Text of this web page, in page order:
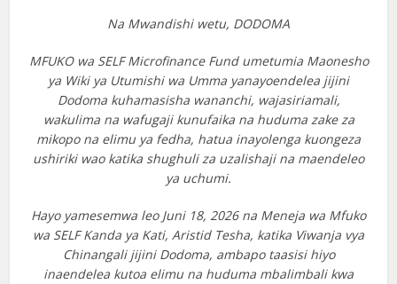
Na Mwandishi wetu, DODOMA
MFUKO wa SELF Microfinance Fund umetumia Maonesho
ya Wiki ya Utumishi wa Umma yanayoendelea jijini
Dodoma kuhamasisha wananchi, wajasiriamali,
wakulima na wafugaji kunufaika na huduma zake za
mikopo na elimu ya fedha, hatua inayolenga kuongeza
ushiriki wao katika shughuli za uzalishaji na maendeleo
ya uchumi.
Hayo yamesemwa leo Juni 18, 2026 na Meneja wa Mfuko
wa SELF Kanda ya Kati, Aristid Tesha, katika Viwanja vya
Chinangali jijini Dodoma, ambapo taasisi hiyo
inaendelea kutoa elimu na huduma mbalimbali kwa